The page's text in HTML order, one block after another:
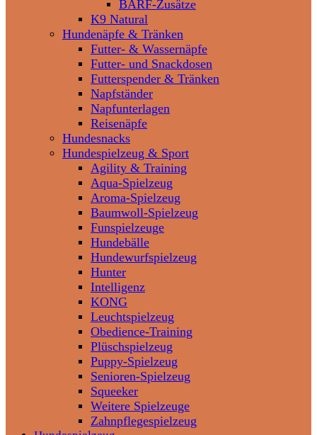
BARF-Zusätze
K9 Natural
Hundenäpfe & Tränken
Futter- & Wassernäpfe
Futter- und Snackdosen
Futterspender & Tränken
Napfständer
Napfunterlagen
Reisenäpfe
Hundesnacks
Hundespielzeug & Sport
Agility & Training
Aqua-Spielzeug
Aroma-Spielzeug
Baumwoll-Spielzeug
Funspielzeuge
Hundebälle
Hundewurfspielzeug
Hunter
Intelligenz
KONG
Leuchtspielzeug
Obedience-Training
Plüschspielzeug
Puppy-Spielzeug
Senioren-Spielzeug
Squeeker
Weitere Spielzeuge
Zahnpflegespielzeug